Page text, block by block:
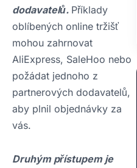
dodavatelů. Příklady
oblíbených online tržišť
mohou zahrnovat
AliExpress, SaleHoo nebo
požádat jednoho z
partnerových dodavatelů,
aby plnil objednávky za
vás.
Druhým přístupem je